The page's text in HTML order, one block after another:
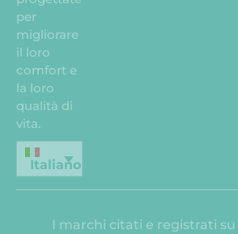
per
migliorare
il loro
comfort e
la loro
qualità di
vita.
Italiano
I marchi citati e registrati